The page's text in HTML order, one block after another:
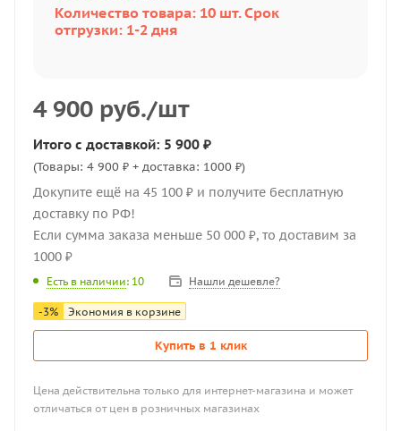
Количество товара: 10 шт. Срок
отгрузки: 1-2 дня
4 900 руб./шт
Итого с доставкой: 5 900 ₽
(Товары: 4 900 ₽ + доставка: 1000 ₽)
Докупите ещё на 45 100 ₽ и получите бесплатную
доставку по РФ!
Если сумма заказа меньше 50 000 ₽, то доставим за
1000 ₽
Есть в наличии: 10 Нашли дешевле?
-3% Экономия в корзине
Купить в 1 клик
Цена действительна только для интернет-магазина и может
отличаться от цен в розничных магазинах